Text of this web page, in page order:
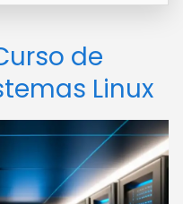
de
Linux